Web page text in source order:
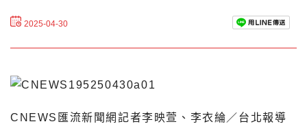
2025-04-30
CNEWS匯流新聞網記者李映萱、李衣綸／台北報導